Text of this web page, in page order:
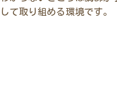
して取り組める環境です。